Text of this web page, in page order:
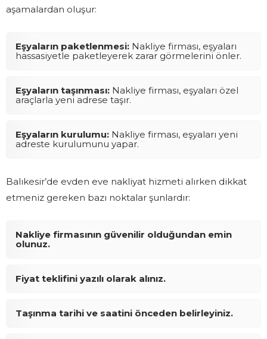
aşamalardan oluşur:
Eşyaların paketlenmesi: Nakliye firması, eşyaları
hassasiyetle paketleyerek zarar görmelerini önler.
Eşyaların taşınması: Nakliye firması, eşyaları özel
araçlarla yeni adrese taşır.
Eşyaların kurulumu: Nakliye firması, eşyaları yeni
adreste kurulumunu yapar.
Balıkesir’de evden eve nakliyat hizmeti alırken dikkat
etmeniz gereken bazı noktalar şunlardır:
Nakliye firmasının güvenilir olduğundan emin
olunuz.
Fiyat teklifini yazılı olarak alınız.
Taşınma tarihi ve saatini önceden belirleyiniz.